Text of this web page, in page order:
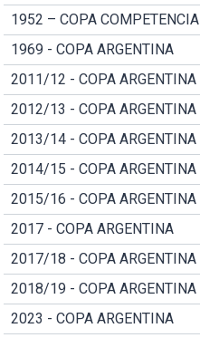
1952 – COPA COMPETENCIA
1969 - COPA ARGENTINA
2011/12 - COPA ARGENTINA
2012/13 - COPA ARGENTINA
2013/14 - COPA ARGENTINA
2014/15 - COPA ARGENTINA
2015/16 - COPA ARGENTINA
2017 - COPA ARGENTINA
2017/18 - COPA ARGENTINA
2018/19 - COPA ARGENTINA
2023 - COPA ARGENTINA